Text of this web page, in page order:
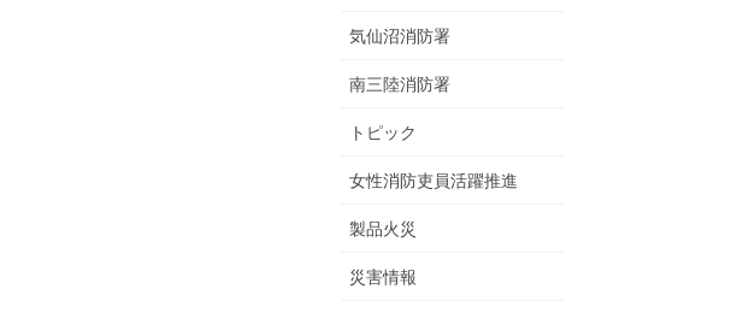
気仙沼消防署
南三陸消防署
トピック
女性消防吏員活躍推進
製品火災
災害情報